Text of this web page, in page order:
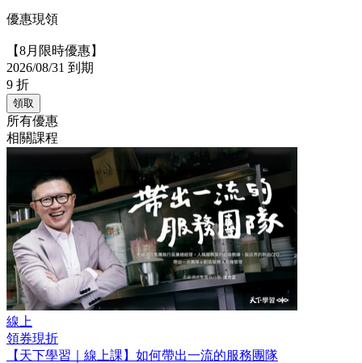
優惠現領
【8月限時優惠】
2026/08/31 到期
9 折
領取
所有優惠
相關課程
線上
領券現折
【天下學習｜線上課】如何帶出一流的服務團隊